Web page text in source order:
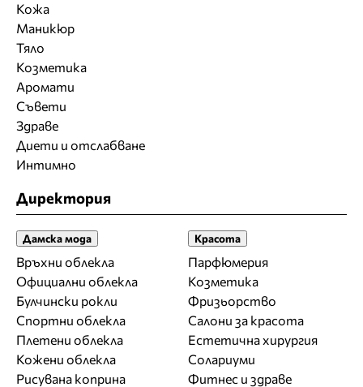
Кожа
Маникюр
Тяло
Козметика
Аромати
Съвети
Здраве
Диети и отслабване
Интимно
Директория
Дамска мода
Връхни облекла
Официални облекла
Булчински рокли
Спортни облекла
Плетени облекла
Кожени облекла
Рисувана коприна
Красота
Парфюмерия
Козметика
Фризьорство
Салони за красота
Естетична хирургия
Солариуми
Фитнес и здраве